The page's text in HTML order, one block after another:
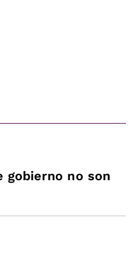
gobierno no son